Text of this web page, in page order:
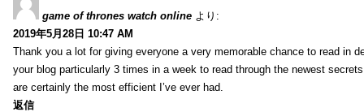
game of thrones watch online より:
2019年5月28日 10:47 AM
Thank you a lot for giving everyone a very memorable chance to read in
your blog particularly 3 times in a week to read through the newest
are certainly the most efficient I’ve ever had.
返信